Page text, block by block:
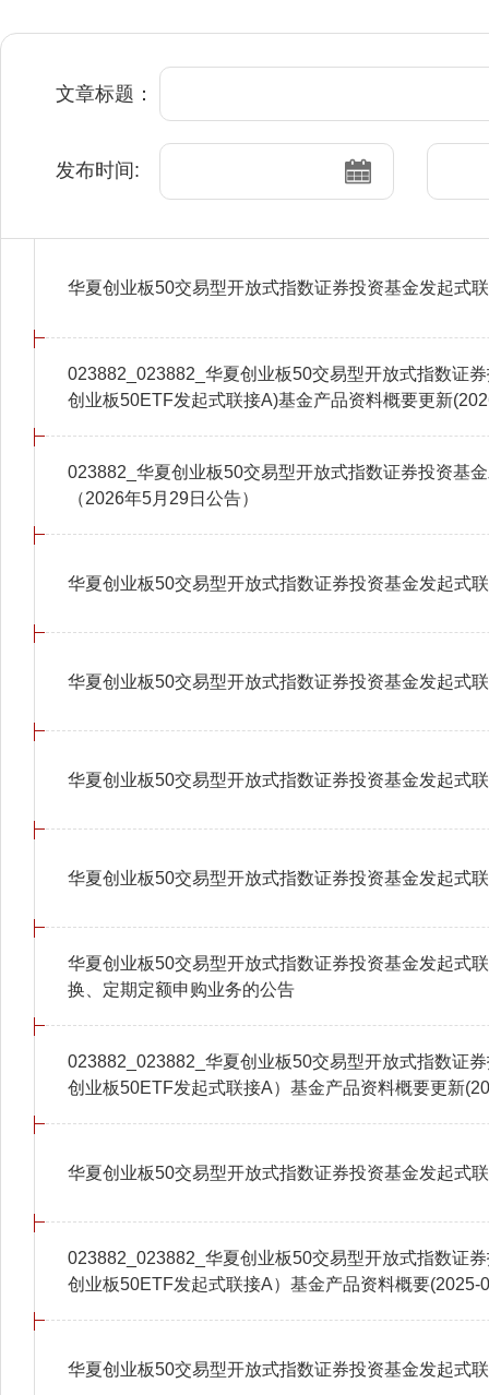
文章标题：
发布时间:
华夏创业板50交易型开放式指数证券投资基金发起式
023882_023882_华夏创业板50交易型开放式指数证
创业板50ETF发起式联接A)基金产品资料概要更新
023882_华夏创业板50交易型开放式指数证券投资基
（2026年5月29日公告）
华夏创业板50交易型开放式指数证券投资基金发起式
华夏创业板50交易型开放式指数证券投资基金发起式
华夏创业板50交易型开放式指数证券投资基金发起式
华夏创业板50交易型开放式指数证券投资基金发起式
华夏创业板50交易型开放式指数证券投资基金发起式
换、定期定额申购业务的公告
023882_023882_华夏创业板50交易型开放式指数证
创业板50ETF发起式联接A）基金产品资料概要更新
华夏创业板50交易型开放式指数证券投资基金发起式
023882_023882_华夏创业板50交易型开放式指数证
创业板50ETF发起式联接A）基金产品资料概要(2025-
华夏创业板50交易型开放式指数证券投资基金发起式